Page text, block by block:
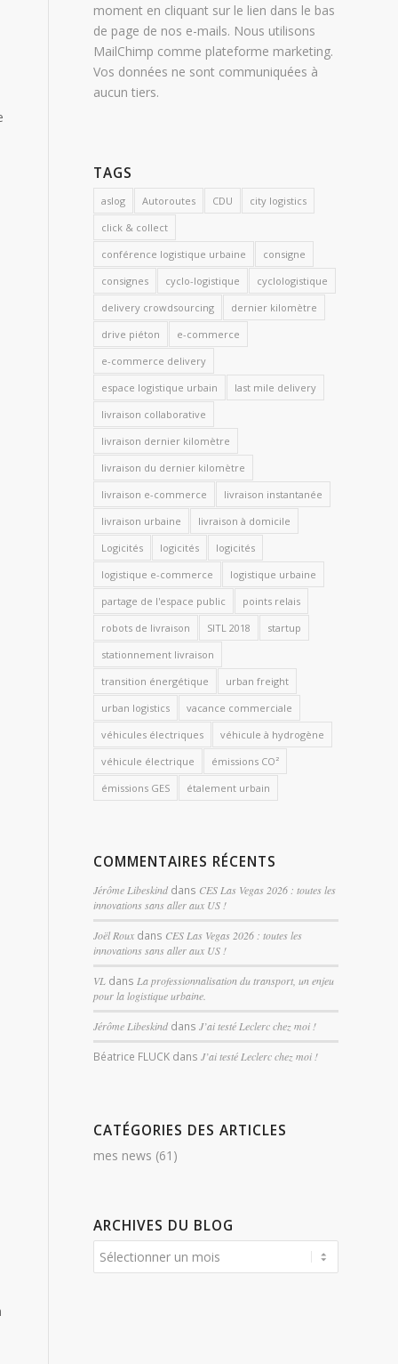
moment en cliquant sur le lien dans le bas
de page de nos e-mails. Nous utilisons
MailChimp comme plateforme marketing.
Vos données ne sont communiquées à
aucun tiers.
TAGS
aslog Autoroutes CDU
city logistics
click & collect
conférence logistique urbaine
consigne
consignes
cyclo-logistique
cyclologistique
delivery crowdsourcing
dernier kilomètre
drive piéton
e-commerce
e-commerce delivery
espace logistique urbain
last mile delivery
livraison collaborative
livraison dernier kilomètre
livraison du dernier kilomètre
livraison e-commerce
livraison instantanée
livraison urbaine
livraison à domicile
Logicités
logicités
logicités
logistique e-commerce
logistique urbaine
partage de l'espace public
points relais
robots de livraison
SITL 2018
startup
stationnement livraison
transition énergétique
urban freight
urban logistics
vacance commerciale
véhicules électriques
véhicule à hydrogène
véhicule électrique
émissions CO²
émissions GES
étalement urbain
COMMENTAIRES RÉCENTS
Jérôme Libeskind dans CES Las Vegas 2026 : toutes les
innovations sans aller aux US !
Joël Roux dans CES Las Vegas 2026 : toutes les
innovations sans aller aux US !
VL dansLa professionnalisation du transport, un enjeu
pour la logistique urbaine.
Jérôme Libeskind dansJ’ai testé Leclerc chez moi !
Béatrice FLUCK dansJ’ai testé Leclerc chez moi !
CATÉGORIES DES ARTICLES
mes news (61)
ARCHIVES DU BLOG